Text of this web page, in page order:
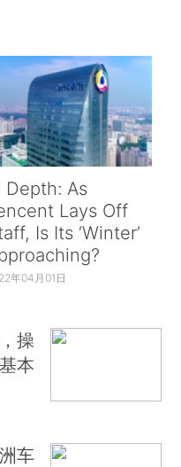
Depth: As
Lays Off
Is Its ‘Winter’
年04月01日
操
本
车